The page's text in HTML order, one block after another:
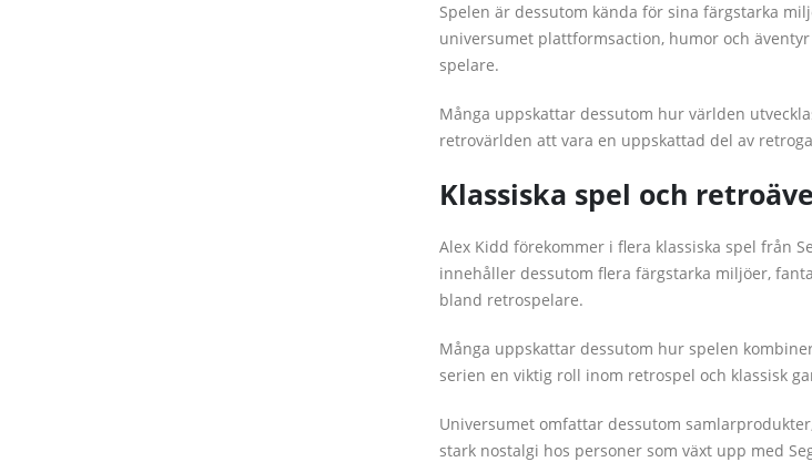
Spelen är dessutom kända för sina färgstarka
universumet plattformsaction, humor och
spelare.
Många uppskattar dessutom hur världen
retrovärlden att vara en uppskattad del av
Klassiska spel och
Alex Kidd förekommer i flera klassiska spel från
innehåller dessutom flera färgstarka miljöer,
bland retrospelare.
Många uppskattar dessutom hur spelen
serien en viktig roll inom retrospel och klassisk
Universumet omfattar dessutom
stark nostalgi hos personer som växt upp med